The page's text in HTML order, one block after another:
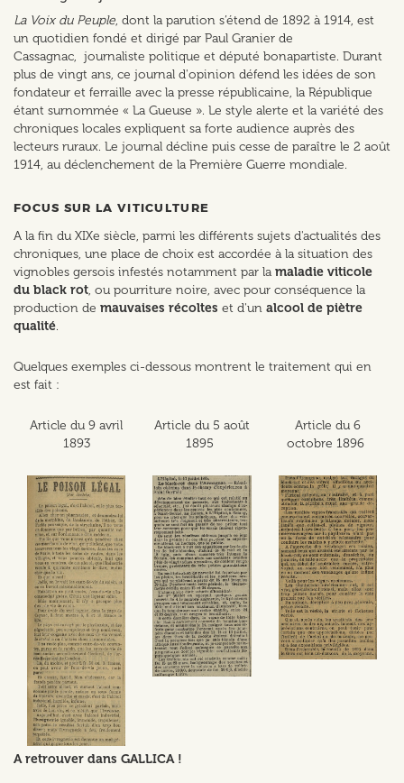
La Voix du Peuple, dont la parution s’étend de 1892 à 1914, est
un quotidien fondé et dirigé par Paul Granier de
Cassagnac, journaliste politique et député bonapartiste. Durant
plus de vingt ans, ce journal d'opinion défend les idées de son
fondateur et ferraille avec la presse républicaine, la République
étant surnommée « La Gueuse ». Le style alerte et la variété des
chroniques locales expliquent sa forte audience auprès des
lecteurs ruraux. Le journal décline puis cesse de paraître le 2 août
1914, au déclenchement de la Première Guerre mondiale.
FOCUS SUR LA VITICULTURE
A la fin du XIXe siècle, parmi les différents sujets d'actualités des
chroniques, une place de choix est accordée à la situation des
vignobles gersois infestés notamment par la maladie viticole
du black rot, ou pourriture noire, avec pour conséquence la
production de mauvaises récoltes et d'un alcool de piètre
qualité.
Quelques exemples ci-dessous montrent le traitement qui en
est fait :
Article du 9 avril
1893
Article du 5 août
1895
Article du 6
octobre 1896
A retrouver dans GALLICA !